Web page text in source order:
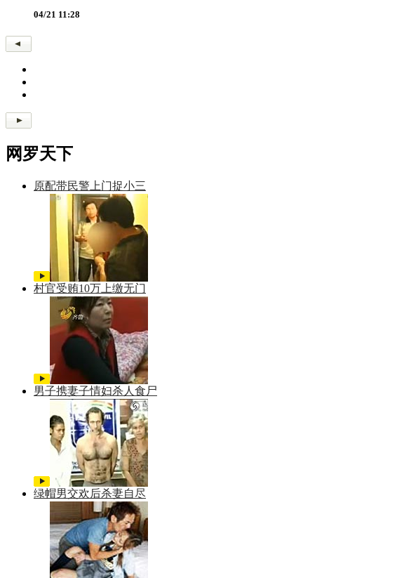
04/21 11:28
网罗天下
原配带民警上门捉小三
村官受贿10万上缴无门
男子携妻子情妇杀人食尸
绿帽男交欢后杀妻自尽